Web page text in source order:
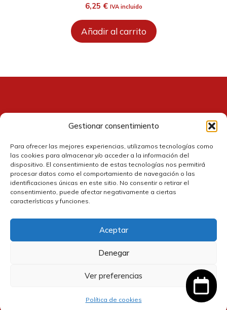
Gestionar consentimiento
Para ofrecer las mejores experiencias, utilizamos tecnologías como
las cookies para almacenar y/o acceder a la información del
dispositivo. El consentimiento de estas tecnologías nos permitirá
procesar datos como el comportamiento de navegación o las
identificaciones únicas en este sitio. No consentir o retirar el
consentimiento, puede afectar negativamente a ciertas
características y funciones.
Aceptar
Denegar
Ver preferencias
Política de cookies
6,25 € IVA incluido
Añadir al carrito
Contacto